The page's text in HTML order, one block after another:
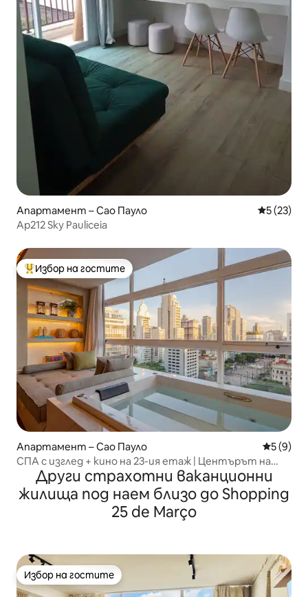
Апартамент – Сао Пауло Средна
5 (23)
Ap212 Sky Pauliceia
Най-популярен избор на гостите
Избор на гостите
Апартамент – Сао Пауло Средна
5 (9)
СПА с изглед + кино на 23-ия етаж | Центърът на
Сао Пауло
Други страхотни ваканционни
жилища под наем близо до Shopping
25 de Março
Избор на гостите
Избор на гостите